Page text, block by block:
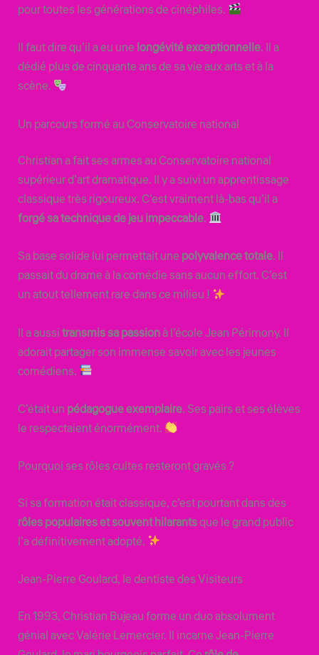
pour toutes les générations de cinéphiles.
Il faut dire qu’il a eu une longévité exceptionnelle. Il a
dédié plus de cinquante ans de sa vie aux arts et à la
scène.
Un parcours formé au Conservatoire national
Christian a fait ses armes au Conservatoire national
supérieur d’art dramatique. Il y a suivi un apprentissage
classique très rigoureux. C’est vraiment là-bas qu’il a
forgé sa technique de jeu impeccable.
Sa base solide lui permettait une polyvalence totale. Il
passait du drame à la comédie sans aucun effort. C’est
un atout tellement rare dans ce milieu !
Il a aussitransmis sa passionà l’école Jean Périmony. Il
adorait partager son immense savoir avec les jeunes
comédiens.
C’était un pédagogue exemplaire. Ses pairs et ses élèves
le respectaient énormément.
Pourquoi ses rôles cultes resteront gravés ?
Si sa formation était classique, c’est pourtant dans des
rôles populaires et souvent hilarantsque le grand public
l’a définitivement adopté.
Jean-Pierre Goulard, le dentiste des Visiteurs
En 1993, Christian Bujeau forme un duo absolument
génial avec Valérie Lemercier. Il incarne Jean-Pierre